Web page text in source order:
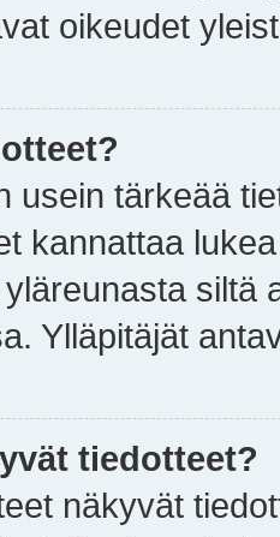
oikeudet
usein tärkeää
kannattaa
siltä
Ylläpitäjät
tiedotteet?
näkyvät